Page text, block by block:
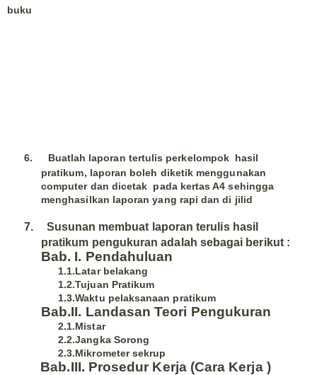
buku
6.
Buatlah laporan tertulis perkelompok hasil
pratikum, laporan boleh diketik menggunakan
computer dan dicetak pada kertas A4 sehingga
menghasilkan laporan yang rapi dan di jilid
7.
Susunan membuat laporan terulis hasil
pratikum pengukuran adalah sebagai berikut :
Bab. I. Pendahuluan
1.1.Latar belakang
1.2.Tujuan Pratikum
1.3.Waktu pelaksanaan pratikum
Bab.II. Landasan Teori Pengukuran
2.1.Mistar
2.2.Jangka Sorong
2.3.Mikrometer sekrup
Bab.III. Prosedur Kerja (Cara Kerja )